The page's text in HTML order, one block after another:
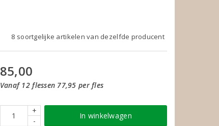
8 soortgelijke artikelen van dezelfde producent
85,00
Vanaf 12 flessen 77,95 per fles
+
-
In winkelwagen